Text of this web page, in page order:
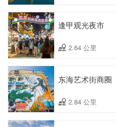
逢甲观光夜市
2.64 公里
东海艺术街商圈
2.84 公里